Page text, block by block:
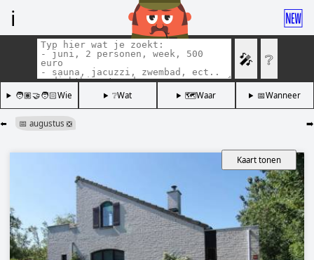
ℹ️ 🆕
🎤 ❔
🧑🏽‍🤝‍🧑🏻Wie ❔Wat 🗺️Waar 📅Wanneer
⬅️ ➡️
📅 augustus ❎
Kaart tonen